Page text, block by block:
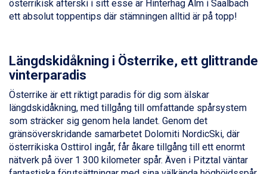
Ponte di Legno från 7.395 kr.
Sauze dOulx från 6.145 kr.
Bad Gastein från 6.295 kr.
Arabba från 11.045 kr.
La Thuile från 7.045 kr.
Cervinia från 8.245 kr.
Passo Tonale från 5.895 kr.
Sölden från 12.995 kr.
Saalbach från 9.445 kr.
Bad Hofgastein från 8.595 kr.
Champoluc från 5.945 kr.
Sestriere från 6.945 kr.
österrikisk afterski i sitt esse är Hinterhag Alm i Saalbach
ett absolut toppentips där stämningen alltid är på topp!
Längdskidåkning i Österrike, ett glittrande
vinterparadis
Österrike är ett riktigt paradis för dig som älskar
längdskidåkning, med tillgång till omfattande spårsystem
som sträcker sig genom hela landet. Genom det
gränsöverskridande samarbetet Dolomiti NordicSki, där
österrikiska Osttirol ingår, får åkare tillgång till ett enormt
nätverk på över 1 300 kilometer spår. Även i Pitztal väntar